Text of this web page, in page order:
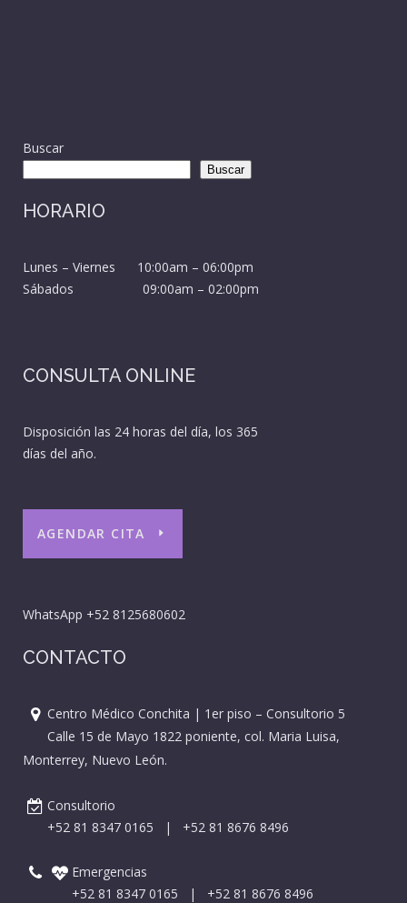
Buscar
Buscar
HORARIO
Lunes – Viernes 10:00am – 06:00pm
Sábados 09:00am – 02:00pm
CONSULTA ONLINE
Disposición las 24 horas del día, los 365
días del año.
AGENDAR CITA
WhatsApp +52 8125680602
CONTACTO
Centro Médico Conchita | 1er piso – Consultorio 5
Calle 15 de Mayo 1822 poniente, col. Maria Luisa,
Monterrey, Nuevo León.
Consultorio
+52 81 8347 0165 | +52 81 8676 8496
Emergencias
+52 81 8347 0165 | +52 81 8676 8496